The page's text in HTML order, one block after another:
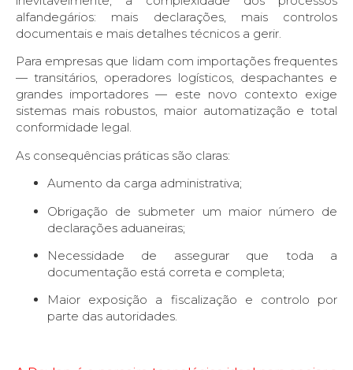
alfandegários: mais declarações, mais controlos
documentais e mais detalhes técnicos a gerir.
Para empresas que lidam com importações frequentes
— transitários, operadores logísticos, despachantes e
grandes importadores — este novo contexto exige
sistemas mais robustos, maior automatização e total
conformidade legal.
As consequências práticas são claras:
Aumento da carga administrativa;
Obrigação de submeter um maior número de
declarações aduaneiras;
Necessidade de assegurar que toda a
documentação está correta e completa;
Maior exposição a fiscalização e controlo por
parte das autoridades.